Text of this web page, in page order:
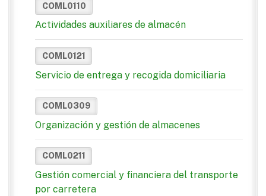
COML0110
Actividades auxiliares de almacén
COML0121
Servicio de entrega y recogida domiciliaria
COML0309
Organización y gestión de almacenes
COML0211
Gestión comercial y financiera del transporte
por carretera